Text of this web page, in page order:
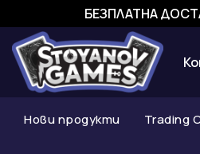
БЕЗПЛАТНА
Нови продукти Trading